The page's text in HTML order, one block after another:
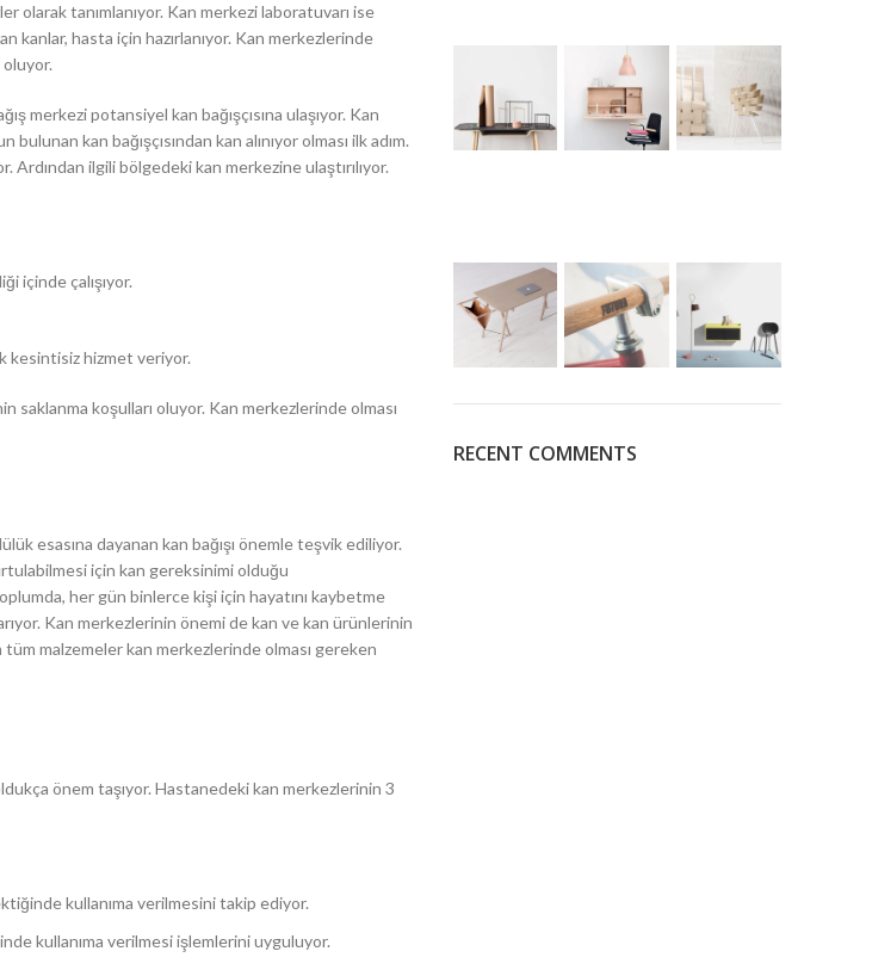
olarak tanımlanıyor. Kan merkezi laboratuvarı ise
kanlar, hasta için hazırlanıyor. Kan merkezlerinde
merkezi potansiyel kan bağışçısına ulaşıyor. Kan
kan bağışçısından kan alınıyor olması ilk adım.
ilgili bölgedeki kan merkezine ulaştırılıyor.
içinde çalışıyor.
kesintisiz hizmet veriyor.
koşulları oluyor. Kan merkezlerinde olması
esasına dayanan kan bağışı önemle teşvik ediliyor.
için kan gereksinimi olduğu
her gün binlerce kişi için hayatını kaybetme
Kan merkezlerinin önemi de kan ve kan ürünlerinin
tüm malzemeler kan merkezlerinde olması gereken
önem taşıyor. Hastanedeki kan merkezlerinin 3
kullanıma verilmesini takip ediyor.
kullanıma verilmesi işlemlerini uyguluyor.
RECENT COMMENTS